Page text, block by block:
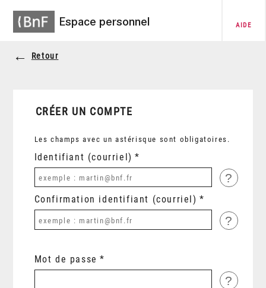
Espace personnel AIDE
Retour
CRÉER UN COMPTE
Les champs avec un astérisque sont obligatoires.
Identifiant (courriel)
?
Confirmation identifiant (courriel)
?
Mot de passe
?